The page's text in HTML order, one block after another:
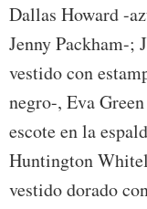
Dallas Howard -
Jenny Packham-;
vestido con
negro-, Eva
escote en la
Huntington
vestido dorado